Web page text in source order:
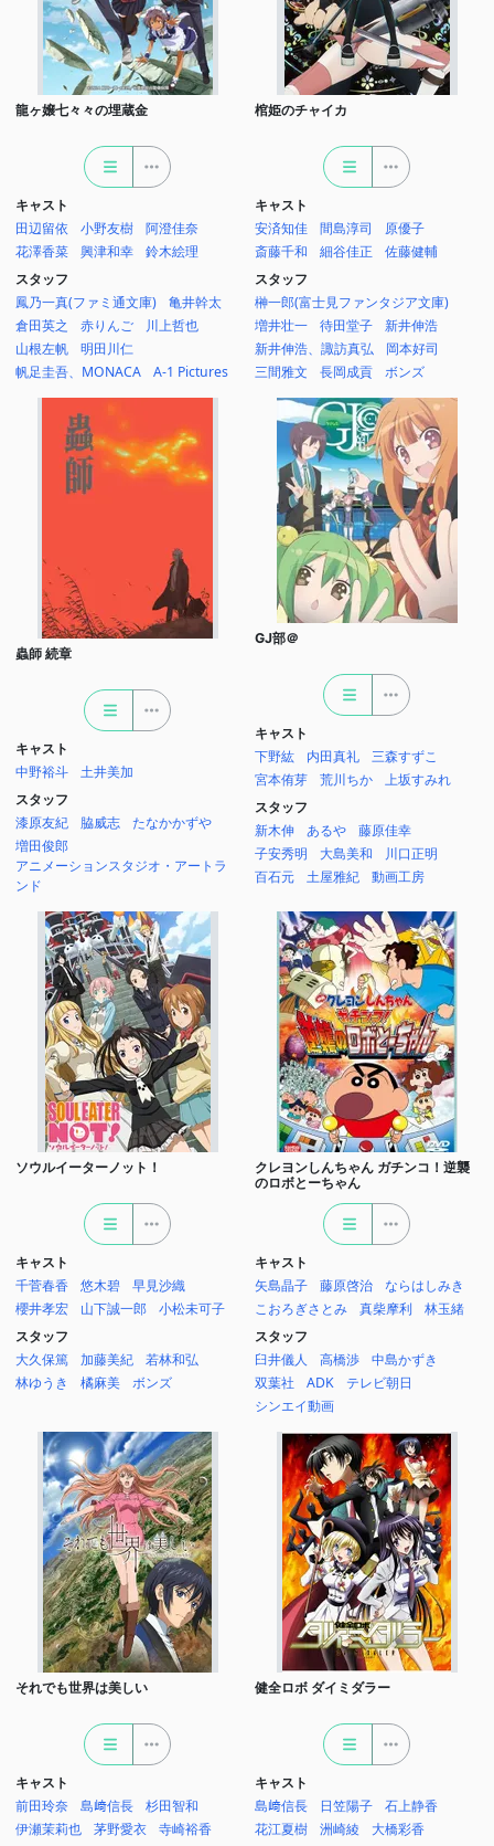
龍ヶ嬢七々々の埋蔵金
キャスト
田辺留依
小野友樹
阿澄佳奈
花澤香菜
興津和幸
鈴木絵理
スタッフ
鳳乃一真(ファミ通文庫)
亀井幹太
倉田英之
赤りんご
川上哲也
山根左帆
明田川仁
帆足圭吾、MONACA
A-1 Pictures
棺姫のチャイカ
キャスト
安済知佳
間島淳司
原優子
斎藤千和
細谷佳正
佐藤健輔
スタッフ
榊一郎(富士見ファンタジア文庫)
増井壮一
待田堂子
新井伸浩
新井伸浩、諏訪真弘
岡本好司
三間雅文
長岡成貢 ボンズ
蟲師 続章
キャスト
中野裕斗
土井美加
スタッフ
漆原友紀
脇威志
たなかかずや
増田俊郎
アニメーションスタジオ・アートラ
ンド
GJ部＠
キャスト
下野紘
内田真礼
三森すずこ
宮本侑芽
荒川ちか
上坂すみれ
スタッフ
新木伸
あるや
藤原佳幸
子安秀明
大島美和
川口正明
百石元
土屋雅紀 動画工房
ソウルイーターノット！
キャスト
千菅春香
悠木碧
早見沙織
櫻井孝宏
山下誠一郎
小松未可子
スタッフ
大久保篤
加藤美紀
若林和弘
林ゆうき
橘麻美 ボンズ
クレヨンしんちゃん ガチンコ！逆襲
のロボとーちゃん
キャスト
矢島晶子
藤原啓治
ならはしみき
こおろぎさとみ
真柴摩利
林玉緒
スタッフ
臼井儀人
高橋渉
中島かずき
双葉社
ADK
テレビ朝日
シンエイ動画
それでも世界は美しい
キャスト
前田玲奈
島﨑信長
杉田智和
伊瀬茉莉也
茅野愛衣
寺崎裕香
健全ロボ ダイミダラー
キャスト
島﨑信長
日笠陽子
石上静香
花江夏樹
洲崎綾
大橋彩香